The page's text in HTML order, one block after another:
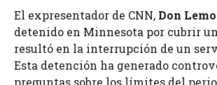
El expresentador de CNN, Don
detenido en Minnesota por cubrir
resultó en la interrupción de un
Esta detención ha generado
preguntas sobre los límites del